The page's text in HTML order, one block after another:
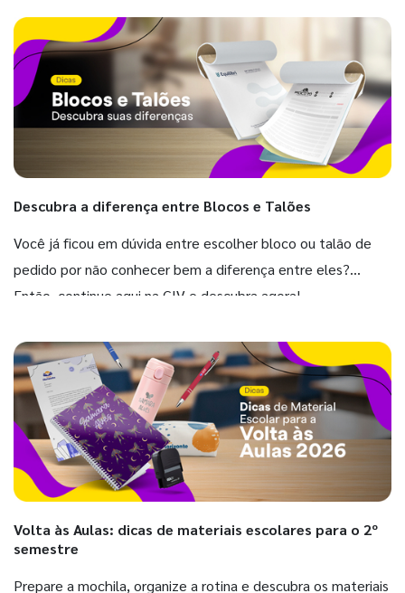
Descubra a diferença entre Blocos e Talões
Você já ficou em dúvida entre escolher bloco ou talão de
pedido por não conhecer bem a diferença entre eles?
Então, continue aqui na GIV e descubra agora!
Volta às Aulas: dicas de materiais escolares para o 2º
semestre
Prepare a mochila, organize a rotina e descubra os materiais